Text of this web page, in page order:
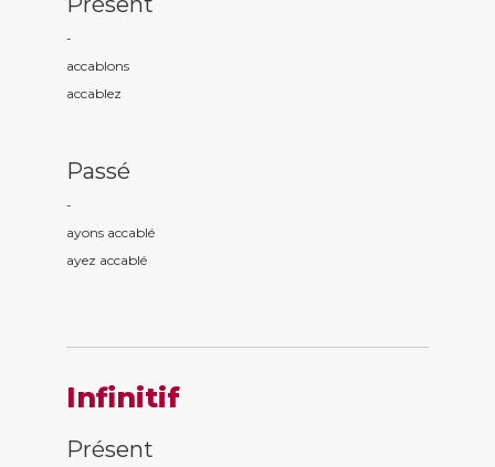
-
accablons
accablez
Passé
-
ayons accablé
ayez accablé
Infinitif
Présent